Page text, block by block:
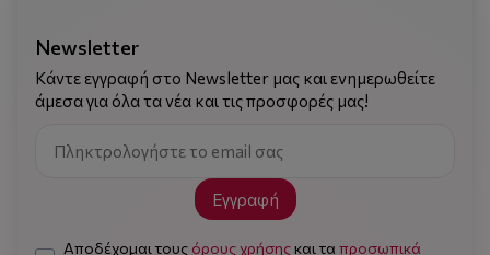
Newsletter
Κάντε εγγραφή στο Newsletter μας και ενημερωθείτε
άμεσα για όλα τα νέα και τις προσφορές μας!
Εγγραφή
Αποδέχομαι τους όρους χρήσηςκαι τα προσωπικά